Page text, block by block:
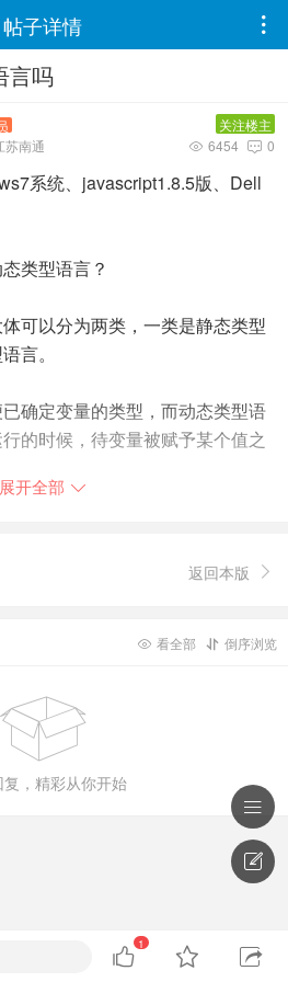
帖子详情 
言吗
关注楼主
苏南通
 0
 6454
系统、javascript1.8.5版、Dell
类型语言？
可以分为两类，一类是静态类型
言。
确定变量的类型，而动态类型语
的时候，待变量被赋予某个值之
一门典型的动态类型语言。
。虽然不区分类型在某些情况下
整体而言，代码量越少，越专注
越有帮助的。
过强制转换，那么它就永远是这
展开全部 
返回本版 
 倒序浏览
 看全部

，精彩从你开始

1
 

